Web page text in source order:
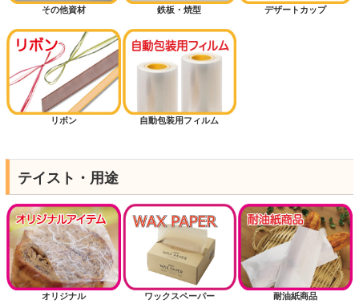
その他資材 鉄板・焼型 デザートカップ
リボン 自動包装用フィルム
テイスト・用途
オリジナル ワックスペーパー 耐油紙商品